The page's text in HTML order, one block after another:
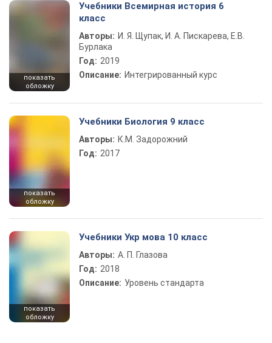
показать
обложку
Учебники Всемирная история 6
класс
Авторы: И. Я. Щупак, И. А. Пискарева, Е.В.
Бурлака
Год: 2019
Описание: Интегрированный курс
показать
обложку
Учебники Биология 9 класс
Авторы: К.М. Задорожний
Год: 2017
показать
обложку
Учебники Укр мова 10 класс
Авторы: А. П. Глазова
Год: 2018
Описание: Уровень стандарта